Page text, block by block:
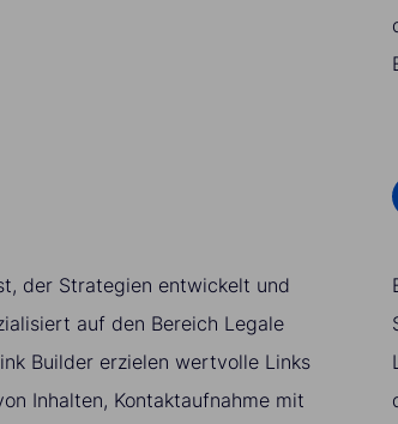
der Strategien entwickelt und
auf den Bereich Legale
Builder erzielen wertvolle Links
Inhalten, Kontaktaufnahme mit